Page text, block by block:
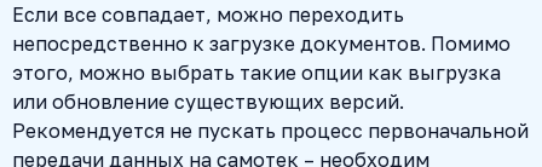
Если все совпадает, можно переходить
непосредственно к загрузке документов. Помимо
этого, можно выбрать такие опции как выгрузка
или обновление существующих версий.
Рекомендуется не пускать процесс первоначальной
передачи данных на самотек – необходим